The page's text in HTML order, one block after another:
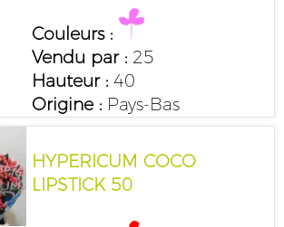
Couleurs :
Vendu par :25
Hauteur :40
Origine :Pays-Bas
HYPERICUM COCO
LIPSTICK 50